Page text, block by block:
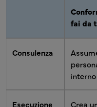
fai da
Consulenza
interno
Esecuzione
Crea